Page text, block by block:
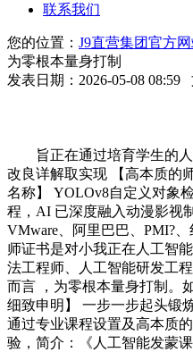
联系我们
您的位置： J9直营集团官方
为零根本量身打制
发表日期：2026-05-08
旨正在通过培育学生的人...
改良详解取实现 【高本质的
名称】 YOLOv8自定义对象
程，AI 已深度融入动漫影视
VMware、阿里巴巴、PMI?
师证书是对小我正在人工智
法工程师、人工智能研发工
而言 ，为零根本量身打制。
细致申明】 一步一步起头锻
通过专业课程设置及高本质
验，简介：《人工智能发蒙